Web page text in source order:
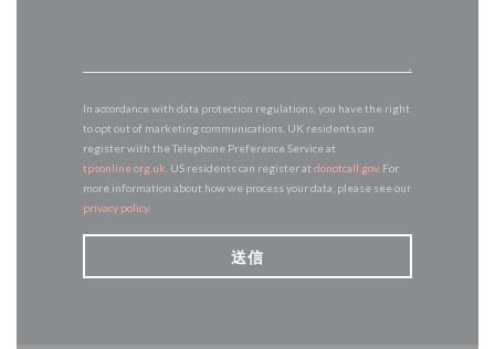
In accordance with data protection regulations, you have the right
to opt out of marketing communications. UK residents can
register with the Telephone Preference Service at
tpsonline.org.uk . US residents can register at donotcall.gov. For
more information about how we process your data, please see our
privacy policy.